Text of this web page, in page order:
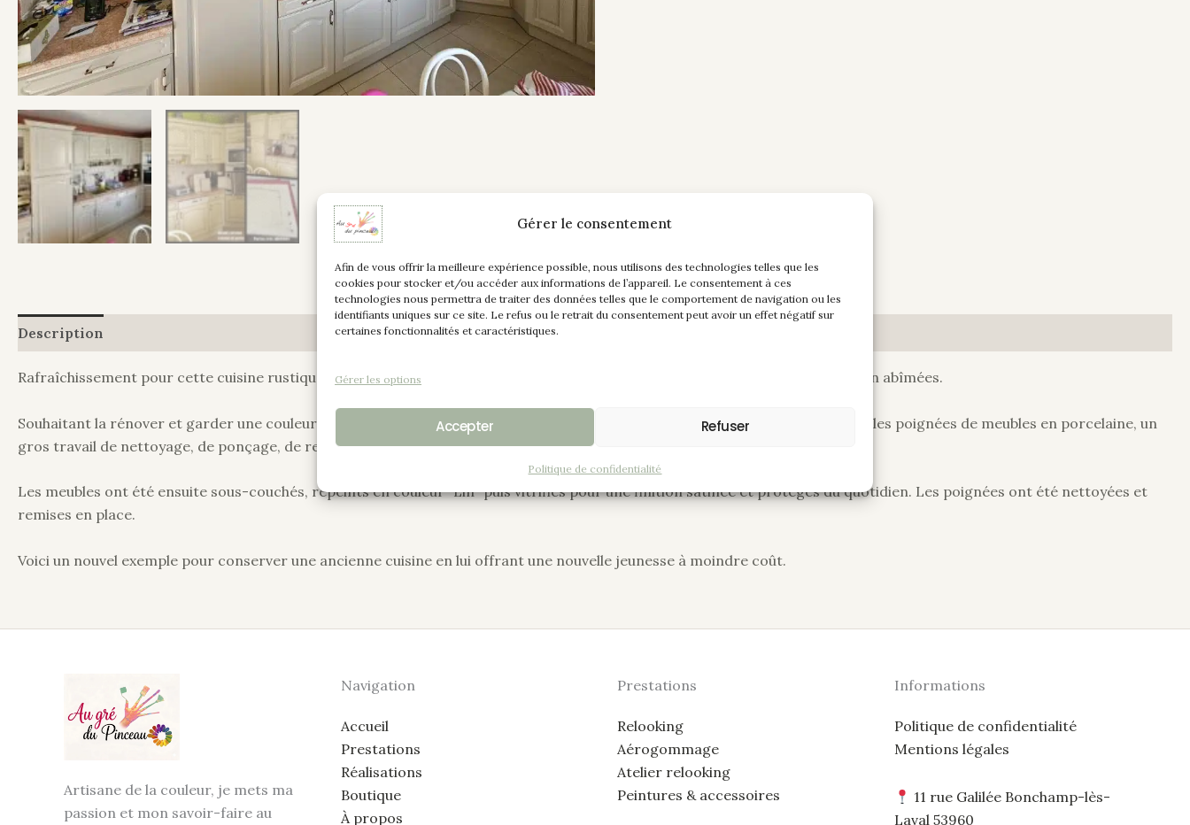
Gérer le consentement
Afin de vous offrir la meilleure expérience possible, nous utilisons des technologies telles que les
cookies pour stocker et/ou accéder aux informations de l’appareil. Le consentement à ces
technologies nous permettra de traiter des données telles que le comportement de navigation ou les
identifiants uniques sur ce site. Le refus ou le retrait du consentement peut avoir un effet négatif sur
certaines fonctionnalités et caractéristiques.
Gérer les options
Accepter Refuser
Politique de confidentialité
Description Informations complémentaires
Rafraîchissement pour cette cuisine rustique en chêne dont la couleur était ivoire, contour vert avec le veinage, les portes bien abîmées.
Souhaitant la rénover et garder une couleur claire et unie, sans pour autant changer la faïence ni le plan de travail, conserver les poignées de meubles en porcelaine, un
gros travail de nettoyage, de ponçage, de rebouchage du bois abîmé a été effectué.
Les meubles ont été ensuite sous-couchés, repeints en couleur “Lin” puis vitrifiés pour une finition satinée et protégés du quotidien. Les poignées ont été nettoyées et
remises en place.
Voici un nouvel exemple pour conserver une ancienne cuisine en lui offrant une nouvelle jeunesse à moindre coût.
Artisane de la couleur, je mets ma
passion et mon savoir-faire au
Navigation
Accueil
Prestations
Réalisations
Boutique
À propos
Prestations
Relooking
Aérogommage
Atelier relooking
Peintures & accessoires
Informations
Politique de confidentialité
Mentions légales
11 rue Galilée Bonchamp-lès-
Laval 53960